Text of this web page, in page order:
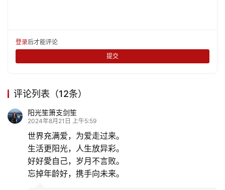
更
多
登录后才能评论
提交
评论列表（12条）
阳光笙箫支剑笙
2024年8月21日 上午5:59
世界充满爱，为爱走过来。
生活更阳光，人生放异彩。
好好愛自己，岁月不言败。
忘掉年龄好，携手向未来。